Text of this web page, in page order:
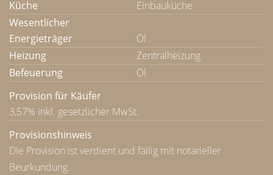
Küche
Einbauküche
Wesentlicher
Energieträger
Öl
Heizung
Zentralheizung
Befeuerung
Öl
Provision für Käufer
3,57% inkl. gesetzlicher MwSt.
Provisionshinweis
Die Provision ist verdient und fällig mit notarieller
Beurkundung.